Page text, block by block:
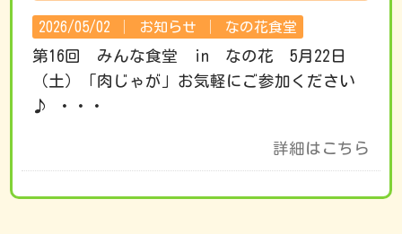
2026/05/02 │ お知らせ なの花食堂
第16回 みんな食堂 in なの花 5月22日
（土）「肉じゃが」お気軽にご参加ください
♪ ・・・
詳細はこちら